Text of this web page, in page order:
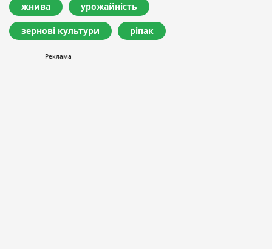
жнива урожайність
зернові культури ріпак